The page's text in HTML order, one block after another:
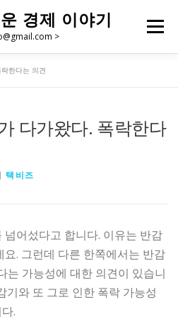
경제 이야기
>
메뉴
한다는 의견
다가왔다. 폭락한다
택비즈
어섰다고 합니다. 이유는 반감
. 그런데 다른 한쪽에서는 반감
는 가능성에 대한 의견이 있습니
기와 또 그로 인한 폭락 가능성
.